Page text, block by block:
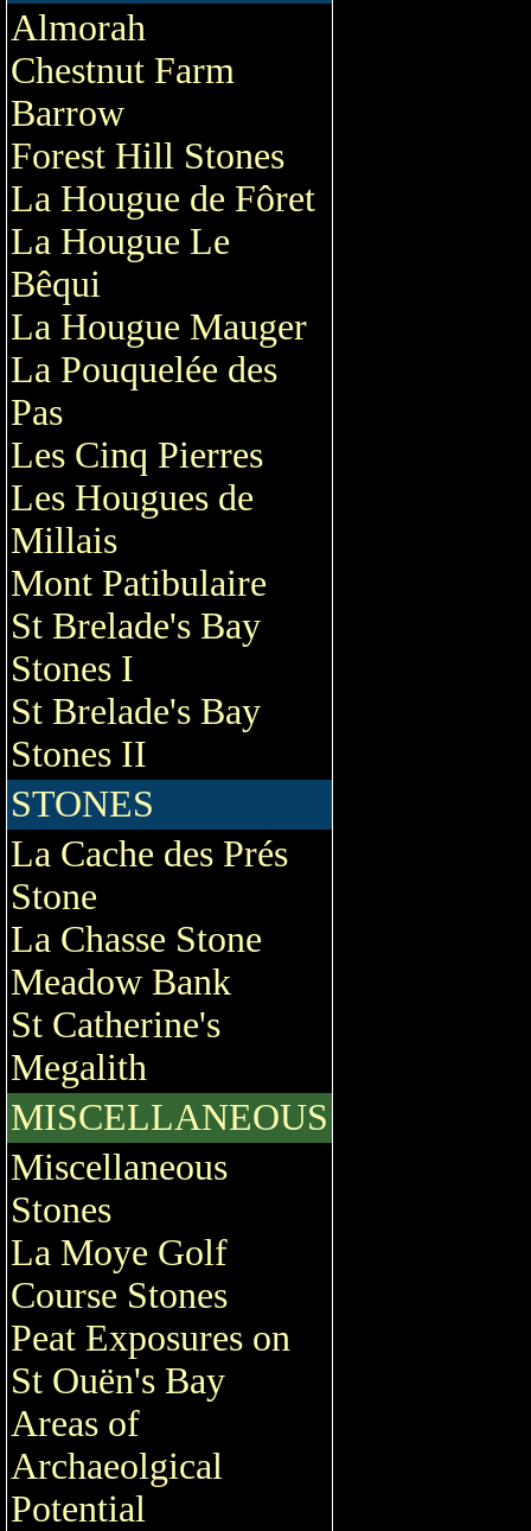
Almorah
Chestnut Farm
Barrow
Forest Hill Stones
La Hougue de Fôret
La Hougue Le
Bêqui
La Hougue Mauger
La Pouquelée des
Pas
Les Cinq Pierres
Les Hougues de
Millais
Mont Patibulaire
St Brelade's Bay
Stones I
St Brelade's Bay
Stones II
STONES
La Cache des Prés
Stone
La Chasse Stone
Meadow Bank
St Catherine's
Megalith
MISCELLANEOUS
Miscellaneous
Stones
La Moye Golf
Course Stones
Peat Exposures on
St Ouën's Bay
Areas of
Archaeolgical
Potential